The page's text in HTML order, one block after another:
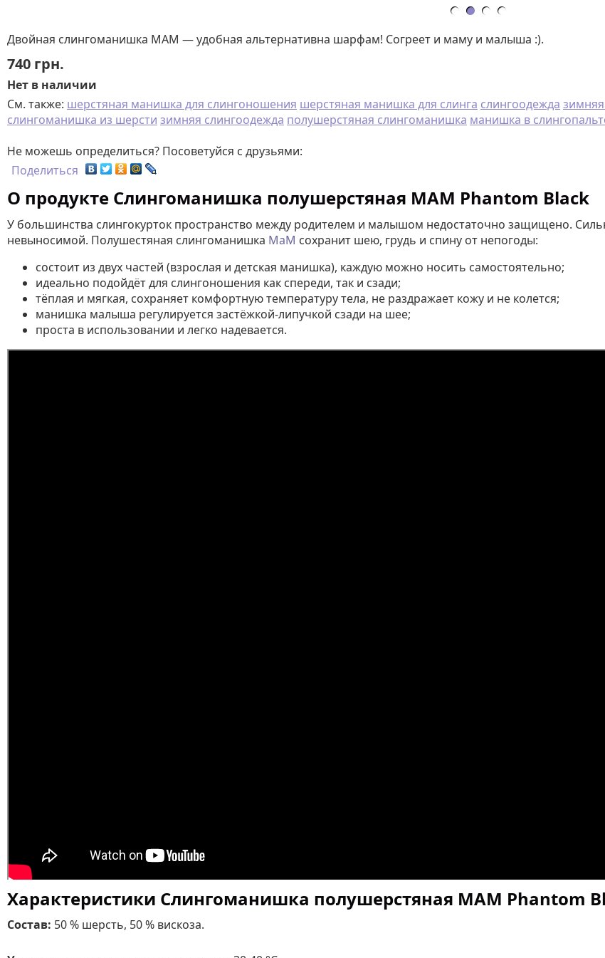
Двойная слингоманишка МАМ — удобная альтернативна шарфам! Согреет и маму и малыша :).
740 грн.
Нет в наличии
См. также: шерстяная манишка для слингоношения шерстяная манишка для слинга слингоодежда
слингоманишка из шерсти зимняя слингоодежда полушерстяная слингоманишка манишка в
Не можешь определиться? Посоветуйся с друзьями:
Поделиться
О продукте Слингоманишка полушерстяная MAM Phantom Black
У большинства слингокурток пространство между родителем и малышом недостаточно защищено.
невыносимой. Полушестяная слингоманишка MaM сохранит шею, грудь и спину от непогоды:
состоит из двух частей (взрослая и детская манишка), каждую можно носить самостоятельно;
идеально подойдёт для слингоношения как спереди, так и сзади;
тёплая и мягкая, сохраняет комфортную температуру тела, не раздражает кожу и не колется;
манишка малыша регулируется застёжкой-липучкой сзади на шее;
проста в использовании и легко надевается.
Характеристики Слингоманишка полушерстяная MAM Phantom
Состав: 50 % шерсть, 50 % вискоза.